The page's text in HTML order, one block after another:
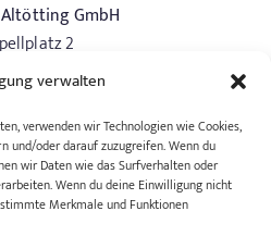
verwalten
verwenden wir Technologien wie Cookies,
und/oder darauf zuzugreifen. Wenn du
wir Daten wie das Surfverhalten oder
Wenn du deine Einwilligung nicht
Merkmale und Funktionen
GmbH
2
Altötting
(0) 8671/97337-0
altoetting.de
& Suites